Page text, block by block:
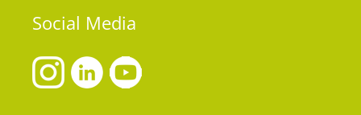
Social Media